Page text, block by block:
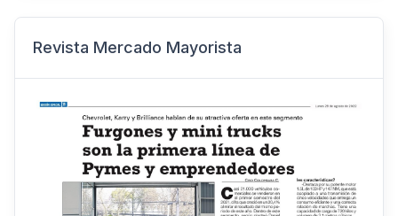
Revista Mercado Mayorista